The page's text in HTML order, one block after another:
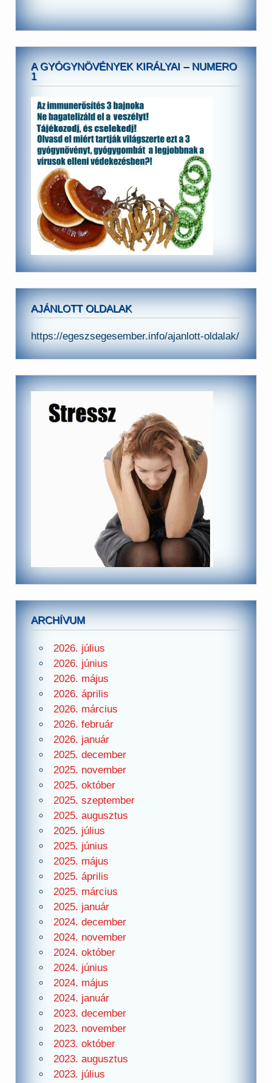
A GYÓGYNÖVÉNYEK KIRÁLYAI – NUMERO
1
AJÁNLOTT OLDALAK
https://egeszsegesember.info/ajanlott-oldalak/
ARCHÍVUM
2026. július
2026. június
2026. május
2026. április
2026. március
2026. február
2026. január
2025. december
2025. november
2025. október
2025. szeptember
2025. augusztus
2025. július
2025. június
2025. május
2025. április
2025. március
2025. január
2024. december
2024. november
2024. október
2024. június
2024. május
2024. január
2023. december
2023. november
2023. október
2023. augusztus
2023. július